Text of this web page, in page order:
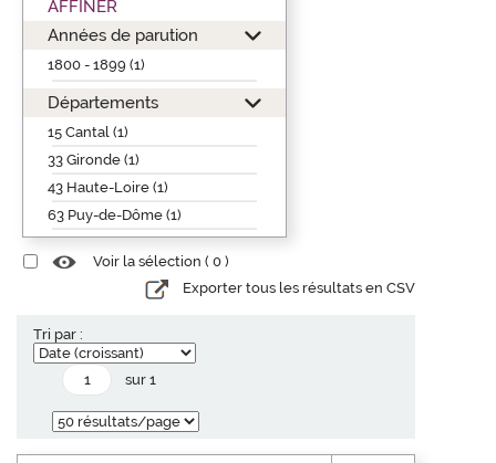
AFFINER
Années de parution
1800 - 1899 (1)
Départements
15 Cantal (1)
33 Gironde (1)
43 Haute-Loire (1)
63 Puy-de-Dôme (1)
Voir la sélection ( 0 )
Exporter tous les résultats en CSV
Tri par :
sur 1